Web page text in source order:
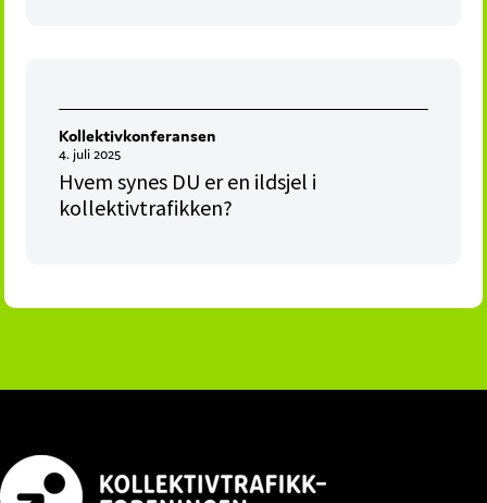
Kollektivkonferansen
4. juli 2025
Hvem synes DU er en ildsjel i
kollektivtrafikken?